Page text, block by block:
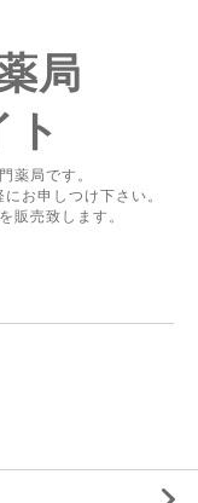
局
薬局です。
お申しつけ下さい。
販売致します。